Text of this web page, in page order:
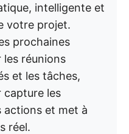
intelligente et
votre projet.
prochaines
les réunions
et les tâches,
capture les
actions et met à
réel.